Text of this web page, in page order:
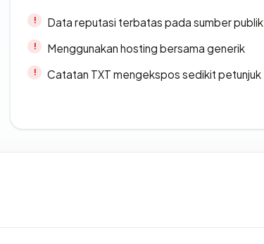
Data reputasi terbatas pada sumber publik
Menggunakan hosting bersama generik
Catatan TXT mengekspos sedikit petunjuk